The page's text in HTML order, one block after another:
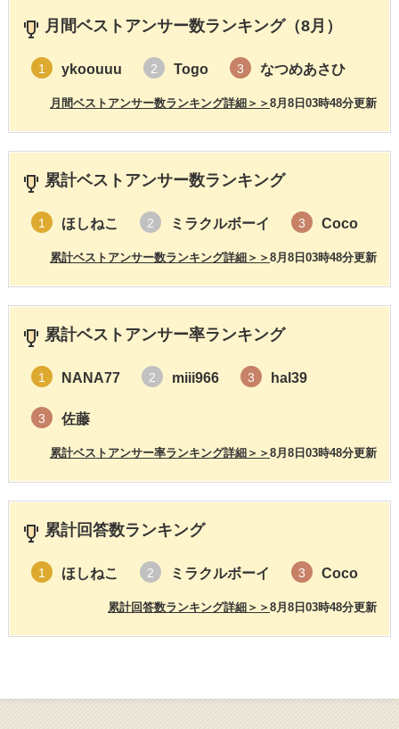
月間ベストアンサー数ランキング（8月）
1 ykoouuu 2 Togo 3 なつめあさひ
8月8日03時48分更新
月間ベストアンサー数ランキング詳細＞＞
累計ベストアンサー数ランキング
1 ほしねこ 2 ミラクルボーイ 3 Coco
8月8日03時48分更新
累計ベストアンサー数ランキング詳細＞＞
累計ベストアンサー率ランキング
1 NANA77 2 miii966 3 hal39
3 佐藤
8月8日03時48分更新
累計ベストアンサー率ランキング詳細＞＞
累計回答数ランキング
1 ほしねこ 2 ミラクルボーイ 3 Coco
8月8日03時48分更新
累計回答数ランキング詳細＞＞